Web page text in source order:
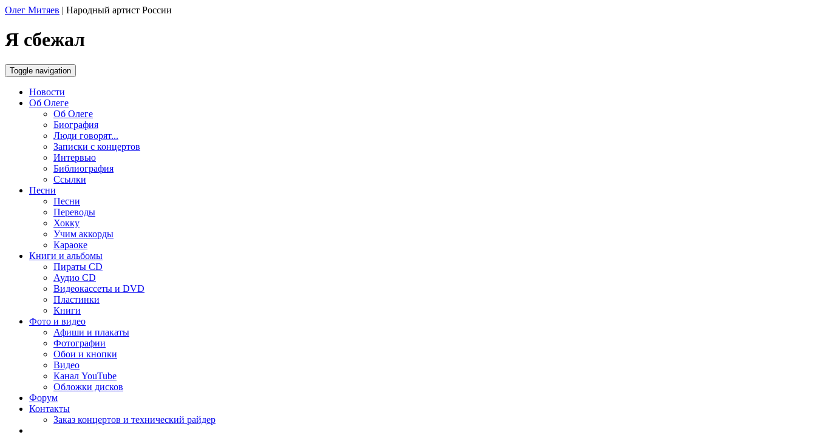
Олег Митяев | Народный артист России
Я сбежал
Toggle navigation
Новости
Об Олеге
Об Олеге
Биография
Люди говорят...
Записки с концертов
Интервью
Библиография
Ссылки
Песни
Песни
Переводы
Хокку
Учим аккорды
Караоке
Книги и альбомы
Пираты CD
Аудио CD
Видеокассеты и DVD
Пластинки
Книги
Фото и видео
Афиши и плакаты
Фотографии
Обои и кнопки
Видео
Канал YouTube
Обложки дисков
Форум
Контакты
Заказ концертов и технический райдер